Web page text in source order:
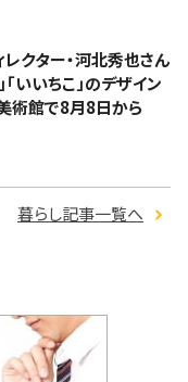
クター・河北秀也さん
いいちこ」のデザイン
術館で8月8日から
暮らし記事一覧へ